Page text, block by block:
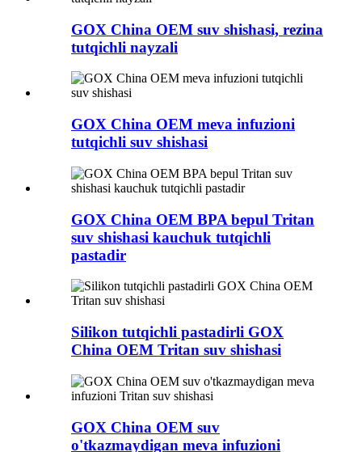
GOX China OEM suv shishasi, rezina
tutqichli nayzali
GOX China OEM meva infuzioni
tutqichli suv shishasi
GOX China OEM BPA bepul Tritan
suv shishasi kauchuk tutqichli
pastadir
Silikon tutqichli pastadirli GOX
China OEM Tritan suv shishasi
GOX China OEM suv
o'tkazmaydigan meva infuzioni